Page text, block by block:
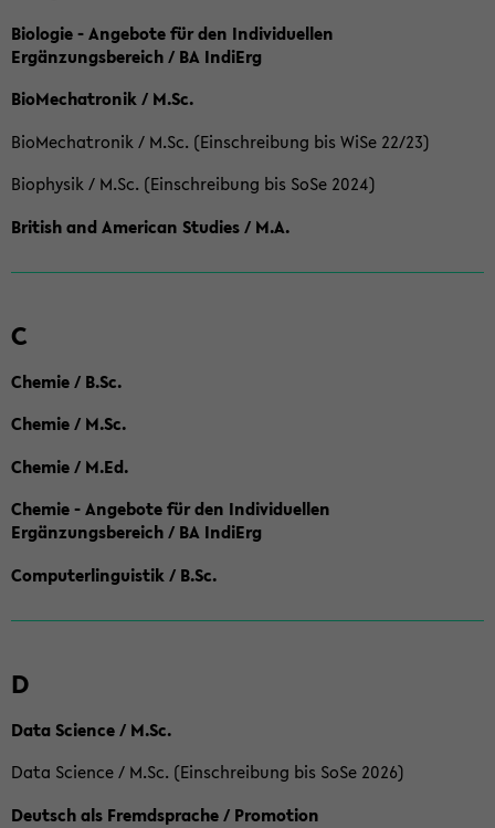
Biologie - Angebote für den Individuellen
Ergänzungsbereich / BA IndiErg
BioMechatronik / M.Sc.
BioMechatronik / M.Sc. (Einschreibung bis WiSe 22/23)
Biophysik / M.Sc. (Einschreibung bis SoSe 2024)
British and American Studies / M.A.
C
Chemie / B.Sc.
Chemie / M.Sc.
Chemie / M.Ed.
Chemie - Angebote für den Individuellen
Ergänzungsbereich / BA IndiErg
Computerlinguistik / B.Sc.
D
Data Science / M.Sc.
Data Science / M.Sc. (Einschreibung bis SoSe 2026)
Deutsch als Fremdsprache / Promotion